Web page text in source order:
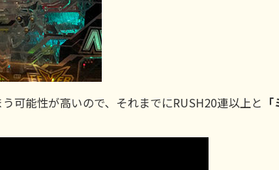
可能性が高いので、それまでにRUSH20連以上と